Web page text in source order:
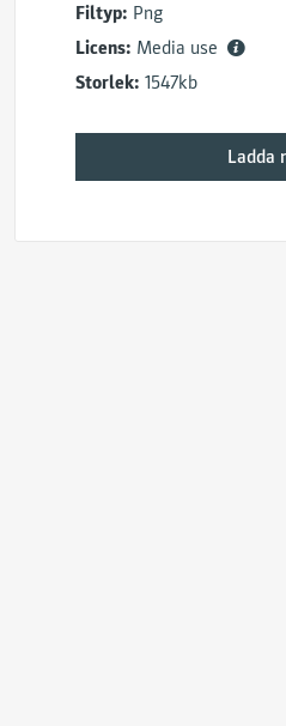
Filtyp: Png
Licens: Media use
Storlek: 1547kb
Ladda